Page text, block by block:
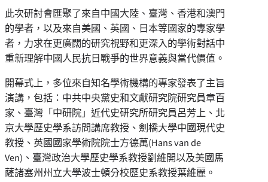
此次研討會匯聚了來自中國大陸、臺灣、香港和澳門
的學者，以及來自美國、英國、日本等國家的專家學
者，力求在更廣闊的研究視野和更深入的學術對話中
重新理解中國人民抗日戰爭的世界意義與當代價值。
開幕式上，多位來自知名學術機構的專家發表了主旨
演講，包括：中共中央黨史和文獻研究院研究員章百
家、臺灣「中研院」近代史研究所研究員呂芳上、北
京大學歷史學系訪問講席教授、劍橋大學中國現代史
教授、英國國家學術院院士方德萬(Hans van de
Ven)、臺灣政治大學歷史學系教授劉維開以及美國馬
薩諸塞州州立大學波士頓分校歷史系教授葉維麗。